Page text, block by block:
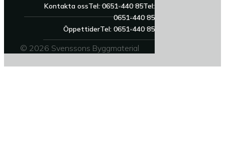
Kontakta ossTel: 0651-440 85Tel:
0651-440 85
ÖppettiderTel: 0651-440 85
© 2026 Svenssons Byggmaterial